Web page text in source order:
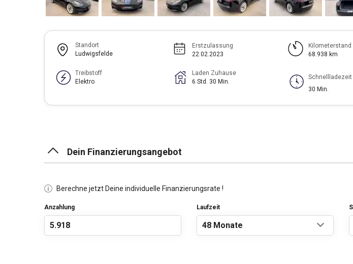
Standort
Ludwigsfelde
Erstzulassung
22.02.2023
Kilometerstand
68.938 km
Treibstoff
Elektro
Laden Zuhause
6 Std. 30 Min.
Schnellladezeit
30 Min.
Dein Finanzierungsangebot
Berechne jetzt Deine individuelle Finanzierungsrate !
Anzahlung Laufzeit